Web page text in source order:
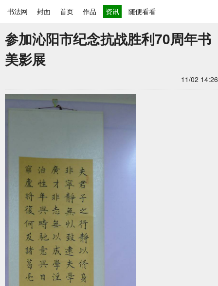
书法网 封面 首页 作品 资讯 随便看看
参加沁阳市纪念抗战胜利70周年书
美影展
11/02 14:26